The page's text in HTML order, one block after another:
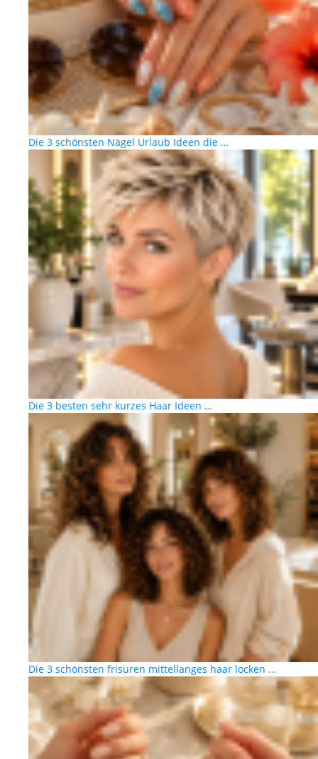
Die 3 schönsten Nägel Urlaub Ideen die …
Die 3 besten sehr kurzes Haar Ideen …
Die 3 schönsten frisuren mittellanges haar locken …